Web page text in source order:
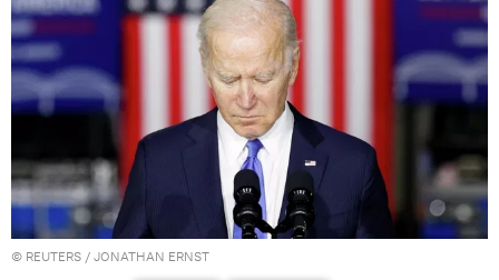
© REUTERS / JONATHAN ERNST